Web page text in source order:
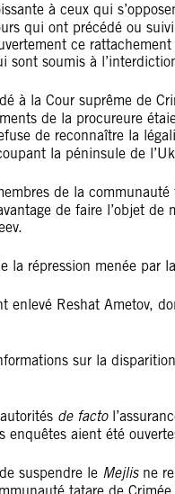
à ceux qui
qui ont précédé ou
ce
soumis à
à la Cour suprême de
de la procureure
de reconnaître la
la péninsule de
de la
de faire l’objet
la répression menée par
enlevé Reshat Ametov,
sur la
de facto
enquêtes aient été
suspendre le Mejlisne